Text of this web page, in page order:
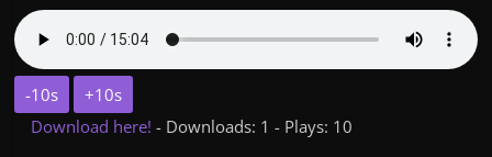
-10s
+10s
Download here!- Downloads: 1 - Plays: 10